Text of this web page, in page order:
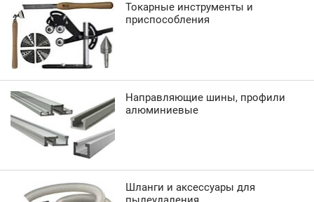
Токарные инструменты и
приспособления
Направляющие шины, профили
алюминиевые
Шланги и аксессуары для